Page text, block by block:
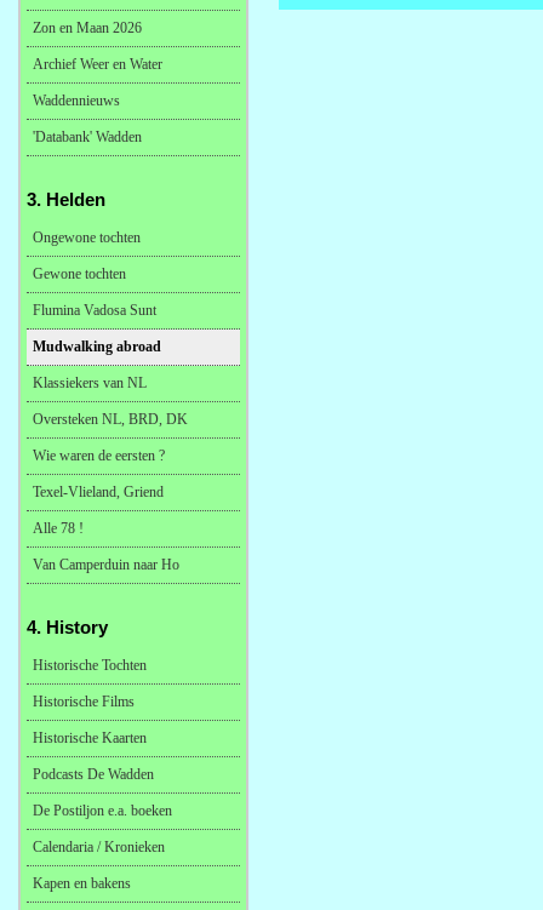
Zon en Maan 2026
Archief Weer en Water
Waddennieuws
'Databank' Wadden
3. Helden
Ongewone tochten
Gewone tochten
Flumina Vadosa Sunt
Mudwalking abroad
Klassiekers van NL
Oversteken NL, BRD, DK
Wie waren de eersten ?
Texel-Vlieland, Griend
Alle 78 !
Van Camperduin naar Ho
4. History
Historische Tochten
Historische Films
Historische Kaarten
Podcasts De Wadden
De Postiljon e.a. boeken
Calendaria / Kronieken
Kapen en bakens